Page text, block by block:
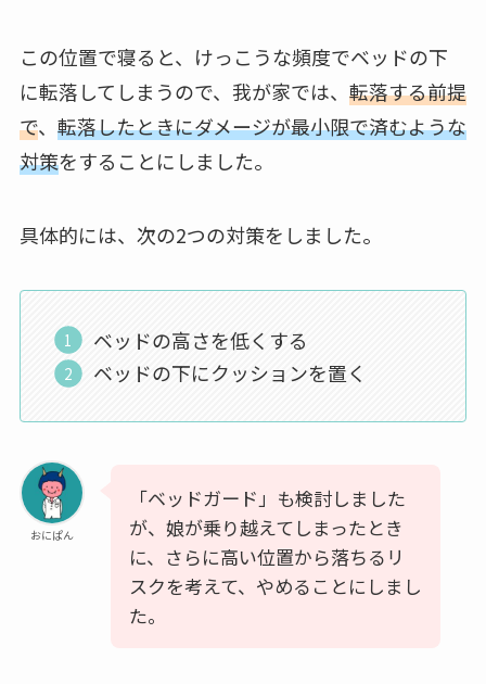
この位置で寝ると、けっこうな頻度でベッドの下
に転落してしまうので、我が家では、 転落する前提
で、 転落したときにダメージが最小限で済むような
対策をすることにしました。
具体的には、次の2つの対策をしました。
ベッドの高さを低くする
ベッドの下にクッションを置く
おにぱん
「ベッドガード」も検討しました
が、娘が乗り越えてしまったとき
に、さらに高い位置から落ちるリ
スクを考えて、やめることにしまし
た。